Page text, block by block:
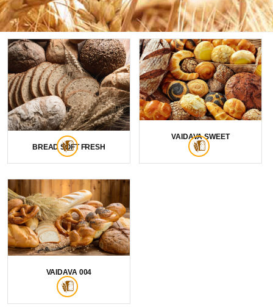
BREAD SOFT FRESH
VAIDAVA SWEET
VAIDAVA 004